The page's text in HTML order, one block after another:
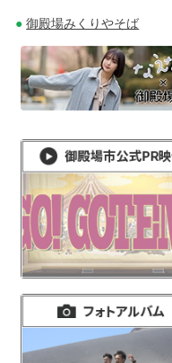
御殿場みくりやそば